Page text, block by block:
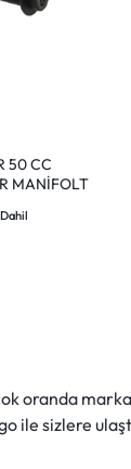
50 CC
MANİFOLT
oranda
ile sizlere